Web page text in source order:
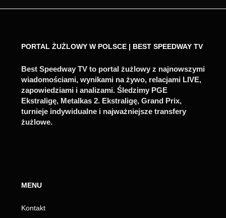
PORTAL ŻUŻLOWY W POLSCE | BEST SPEEDWAY TV
Best Speedway TV to portal żużlowy z najnowszymi
wiadomościami, wynikami na żywo, relacjami LIVE,
zapowiedziami i analizami. Śledzimy PGE
Ekstraligę, Metalkas 2. Ekstraligę, Grand Prix,
turnieje indywidualne i najważniejsze transfery
żużlowe.
MENU
Kontakt